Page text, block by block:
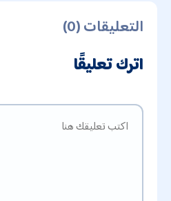
التعليقات (0)
اترك تعليقًا